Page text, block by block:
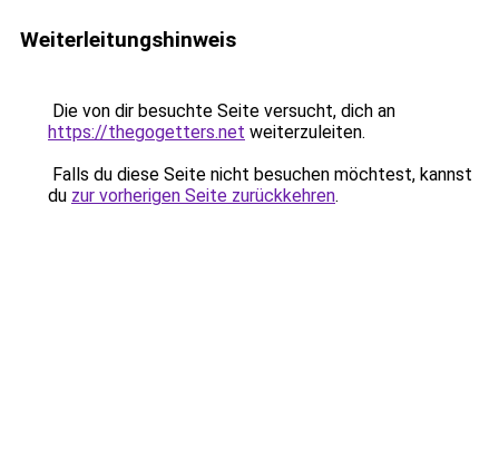
Weiterleitungshinweis
Die von dir besuchte Seite versucht, dich an
https://thegogetters.net weiterzuleiten.
Falls du diese Seite nicht besuchen möchtest, kannst
du zur vorherigen Seite zurückkehren.